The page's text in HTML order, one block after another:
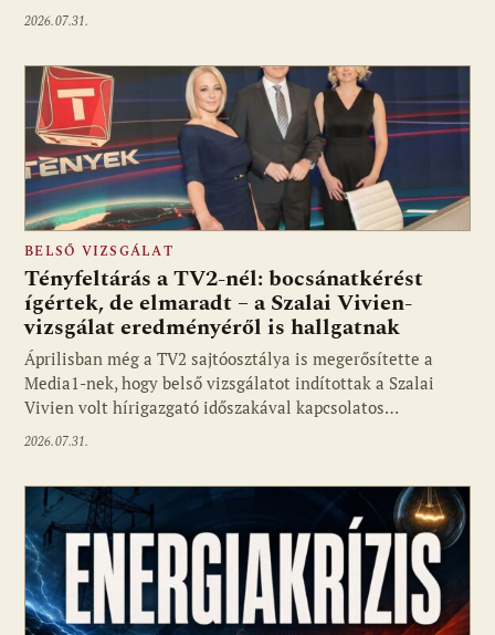
2026.07.31.
BELSŐ VIZSGÁLAT
Tényfeltárás a TV2-nél: bocsánatkérést
ígértek, de elmaradt – a Szalai Vivien-
vizsgálat eredményéről is hallgatnak
Áprilisban még a TV2 sajtóosztálya is megerősítette a
Media1-nek, hogy belső vizsgálatot indítottak a Szalai
Vivien volt hírigazgató időszakával kapcsolatos…
2026.07.31.